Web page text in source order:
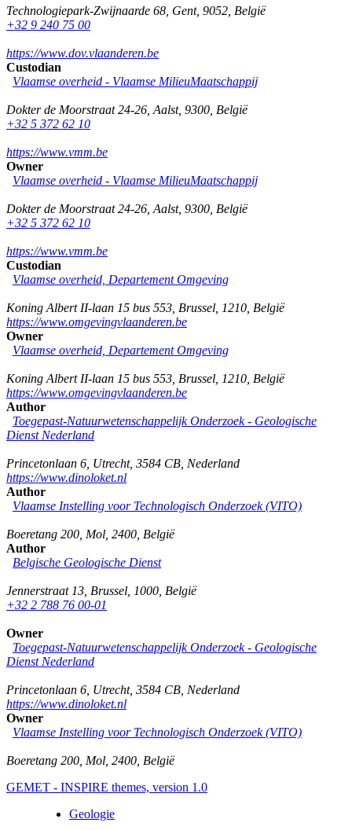
Technologiepark-Zwijnaarde 68 Gent, 9052 België
+32 9 240 75 00
https://www.dov.vlaanderen.be
Custodian
Vlaamse overheid - Vlaamse MilieuMaatschappij
Dokter de Moorstraat 24-26 Aalst, 9300 België
+32 5 372 62 10
https://www.vmm.be
Owner
Vlaamse overheid - Vlaamse MilieuMaatschappij
Dokter de Moorstraat 24-26 Aalst, 9300 België
+32 5 372 62 10
https://www.vmm.be
Custodian
Vlaamse overheid, Departement Omgeving
Koning Albert II-laan 15 bus 553 Brussel 1210 België
https://www.omgevingvlaanderen.be
Owner
Vlaamse overheid, Departement Omgeving
Koning Albert II-laan 15 bus 553 Brussel 1210 België
https://www.omgevingvlaanderen.be
Author
Toegepast-Natuurwetenschappelijk Onderzoek - Geologische
Dienst Nederland
Princetonlaan 6 Utrecht, 3584 CB Nederland
https://www.dinoloket.nl
Author
Vlaamse Instelling voor Technologisch Onderzoek (VITO)
Boeretang 200 Mol 2400 België
Author
Belgische Geologische Dienst
Jennerstraat 13 Brussel 1000 België
+32 2 788 76 00-01
Owner
Toegepast-Natuurwetenschappelijk Onderzoek - Geologische
Dienst Nederland
Princetonlaan 6 Utrecht, 3584 CB Nederland
https://www.dinoloket.nl
Owner
Vlaamse Instelling voor Technologisch Onderzoek (VITO)
Boeretang 200 Mol 2400 België
GEMET - INSPIRE themes, version 1.0
Geologie